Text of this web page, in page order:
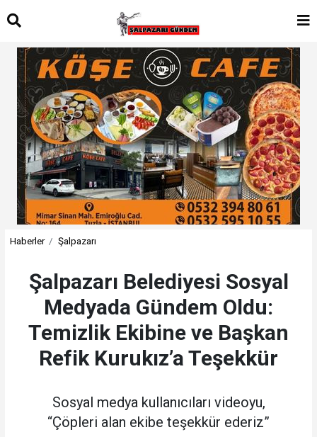
Haberler Şalpazarı
Şalpazarı Belediyesi Sosyal
Medyada Gündem Oldu:
Temizlik Ekibine ve Başkan
Refik Kurukız’a Teşekkür
Sosyal medya kullanıcıları videoyu,
“Çöpleri alan ekibe teşekkür ederiz”